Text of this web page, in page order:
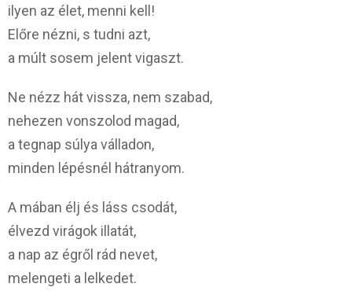
ilyen az élet, menni kell!
Előre nézni, s tudni azt,
a múlt sosem jelent vigaszt.
Ne nézz hát vissza, nem szabad,
nehezen vonszolod magad,
a tegnap súlya válladon,
minden lépésnél hátranyom.
A mában élj és láss csodát,
élvezd virágok illatát,
a nap az égről rád nevet,
melengeti a lelkedet.